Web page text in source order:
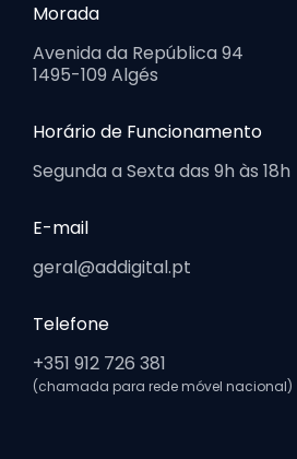
Morada
Avenida da República 94
1495-109 Algés
Horário de Funcionamento
Segunda a Sexta das 9h às 18h
E-mail
geral@addigital.pt
Telefone
+351 912 726 381
(chamada para rede móvel nacional)